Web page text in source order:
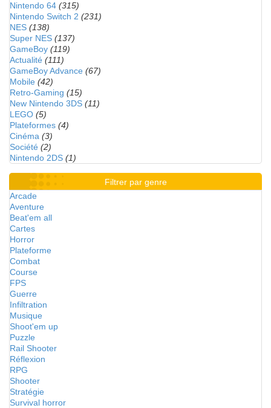
Nintendo 64 (315)
Nintendo Switch 2 (231)
NES (138)
Super NES (137)
GameBoy (119)
Actualité (111)
GameBoy Advance (67)
Mobile (42)
Retro-Gaming (15)
New Nintendo 3DS (11)
LEGO (5)
Plateformes (4)
Cinéma (3)
Société (2)
Nintendo 2DS (1)
Filtrer par genre
Arcade
Aventure
Beat'em all
Cartes
Horror
Plateforme
Combat
Course
FPS
Guerre
Infiltration
Musique
Shoot'em up
Puzzle
Rail Shooter
Réflexion
RPG
Shooter
Stratégie
Survival horror